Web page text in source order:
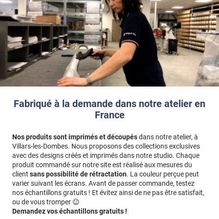
Fabriqué à la demande dans notre atelier en
France
Nos produits sont imprimés et découpésdans notre atelier, à
Villars-les-Dombes. Nous proposons des collections exclusives
avec des designs créés et imprimés dans notre studio. Chaque
produit commandé sur notre site est réalisé aux mesures du
client sans possibilité de rétractation. La couleur perçue peut
varier suivant les écrans. Avant de passer commande, testez
nos échantillons gratuits ! Et évitez ainsi de ne pas être satisfait,
ou de vous tromper 😉
Demandez vos échantillons gratuits !